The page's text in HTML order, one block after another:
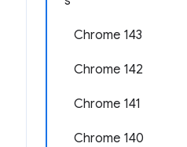
Chrome 143
Chrome 142
Chrome 141
Chrome 140